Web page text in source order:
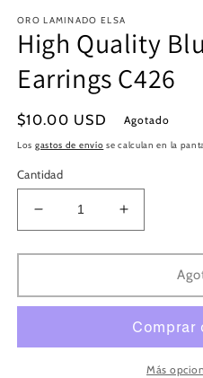
una
ventana
modal
ORO LAMINADO ELSA
High Quality
Earrings C426
Precio
habitual
$10.00 USD Agotado
Los gastos de envío se calculan en la
Cantidad
Reducir
cantidad
para
Quality
Blue
Earrings
Aumentar
cantidad
para
Quality
Blue
Butterfly
Earrings
C426
Más